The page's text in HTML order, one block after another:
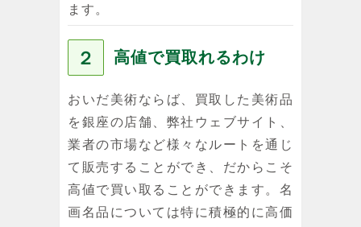
ます。
２ 高値で買取れるわけ
おいだ美術ならば、買取した美術品
を銀座の店舗、弊社ウェブサイト、
業者の市場など様々なルートを通じ
て販売することができ、だからこそ
高値で買い取ることができます。名
画名品については特に積極的に高価